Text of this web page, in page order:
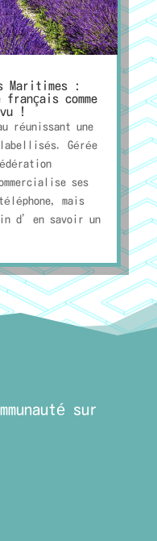
Maritimes :
comme
!
réunissant une
labellisés. Gérée
ses
mais
d’en savoir un
sur